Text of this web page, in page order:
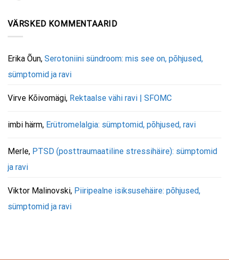
VÄRSKED KOMMENTAARID
Erika Õun, Serotoniini sündroom: mis see on, põhjused,
sümptomid ja ravi
Virve Kõivomägi, Rektaalse vähi ravi | SFOMC
imbi härm, Erütromelalgia: sümptomid, põhjused, ravi
Merle, PTSD (posttraumaatiline stressihäire): sümptomid
ja ravi
Viktor Malinovski, Piiripealne isiksusehäire: põhjused,
sümptomid ja ravi